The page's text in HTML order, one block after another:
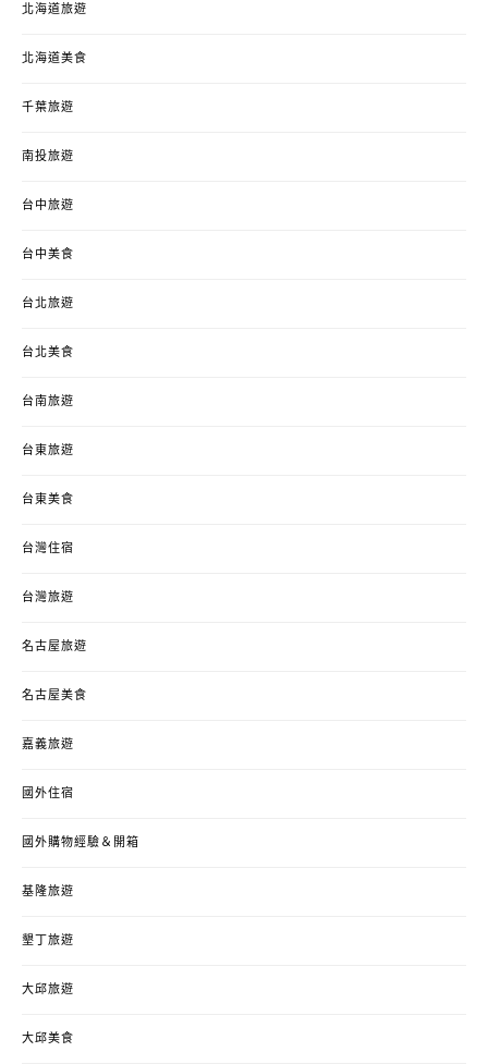
北海道旅遊
北海道美食
千葉旅遊
南投旅遊
台中旅遊
台中美食
台北旅遊
台北美食
台南旅遊
台東旅遊
台東美食
台灣住宿
台灣旅遊
名古屋旅遊
名古屋美食
嘉義旅遊
國外住宿
國外購物經驗＆開箱
基隆旅遊
墾丁旅遊
大邱旅遊
大邱美食